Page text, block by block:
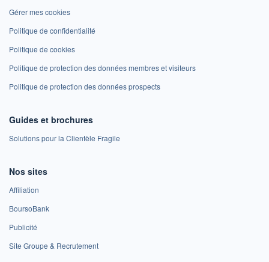
Gérer mes cookies
Politique de confidentialité
Politique de cookies
Politique de protection des données membres et visiteurs
Politique de protection des données prospects
Guides et brochures
Solutions pour la Clientèle Fragile
Nos sites
Affiliation
BoursoBank
Publicité
Site Groupe & Recrutement